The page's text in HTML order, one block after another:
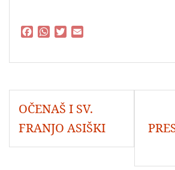
F
e
o
o
k
W
t
A
p
p
T
t
e
r
i
objava
OČENAŠ I SV.
FRANJO ASIŠKI